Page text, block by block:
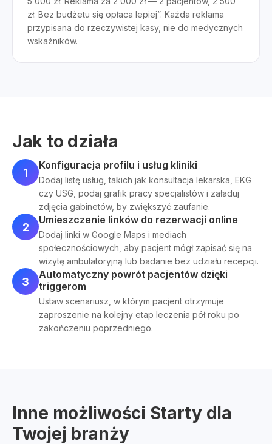
zł. Bez budżetu się opłaca lepiej”. Każda reklama
przypisana do rzeczywistej kasy, nie do medycznych
wskaźników.
Jak to działa
1
Konfiguracja profilu i usług kliniki
Dodaj listę usług, takich jak konsultacja lekarska, EKG
czy USG, podaj grafik pracy specjalistów i załaduj
zdjęcia gabinetów, by zwiększyć zaufanie.
2
Umieszczenie linków do rezerwacji online
Dodaj linki w Google Maps i mediach
społecznościowych, aby pacjent mógł zapisać się na
wizytę ambulatoryjną lub badanie bez udziału recepcji.
3
Automatyczny powrót pacjentów dzięki
triggerom
Ustaw scenariusz, w którym pacjent otrzymuje
zaproszenie na kolejny etap leczenia pół roku po
zakończeniu poprzedniego.
Inne możliwości Starty dla
Twojej branży